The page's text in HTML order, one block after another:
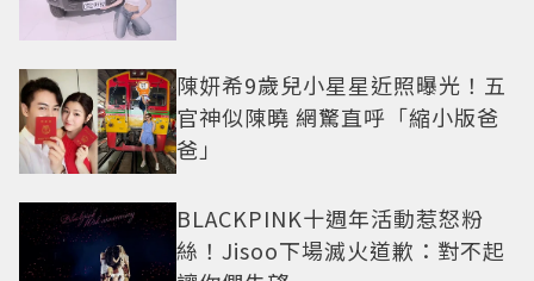
陳妍希9歲兒小星星近照曝光！五
官神似陳曉 網驚直呼「縮小版爸
爸」
BLACKPINK十週年活動惹怒粉
絲！Jisoo下場滅火道歉：對不起